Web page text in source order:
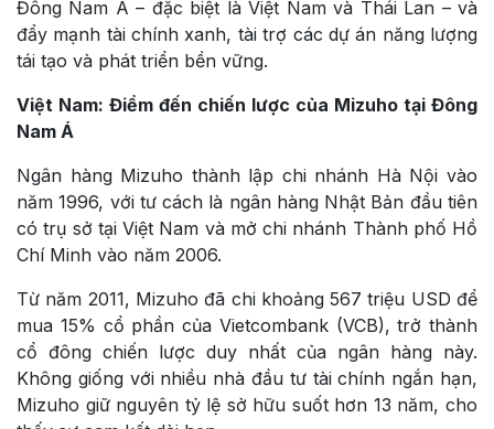
Đông Nam Á – đặc biệt là Việt Nam và Thái Lan – và
đẩy mạnh tài chính xanh, tài trợ các dự án năng lượng
tái tạo và phát triển bền vững.
Việt Nam: Điểm đến chiến lược của Mizuho tại Đông
Nam Á
Ngân hàng Mizuho thành lập chi nhánh Hà Nội vào
năm 1996, với tư cách là ngân hàng Nhật Bản đầu tiên
có trụ sở tại Việt Nam và mở chi nhánh Thành phố Hồ
Chí Minh vào năm 2006.
Từ năm 2011, Mizuho đã chi khoảng 567 triệu USD để
mua 15% cổ phần của Vietcombank (VCB), trở thành
cổ đông chiến lược duy nhất của ngân hàng này.
Không giống với nhiều nhà đầu tư tài chính ngắn hạn,
Mizuho giữ nguyên tỷ lệ sở hữu suốt hơn 13 năm, cho